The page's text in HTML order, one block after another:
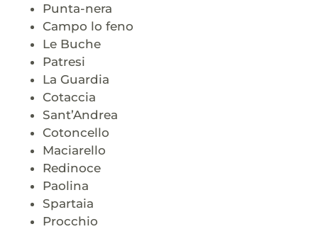
Punta-nera
Campo lo feno
Le Buche
Patresi
La Guardia
Cotaccia
Sant’Andrea
Cotoncello
Maciarello
Redinoce
Paolina
Spartaia
Procchio